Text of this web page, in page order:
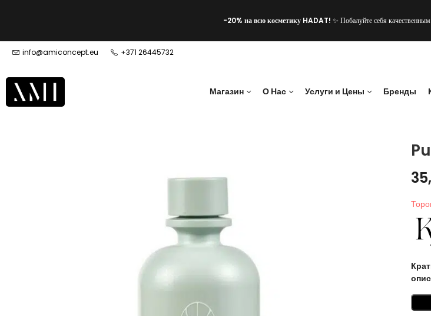
-20% на всю косметику HADAT! ✨ Побалуйте себя
info@amiconcept.eu +371 26445732
Магазин О Нас Услуги и Цены Бренды